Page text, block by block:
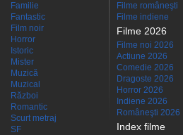
Familie
Fantastic
Film noir
Horror
Istoric
Mister
Muzică
Muzical
Război
Romantic
Scurt metraj
SF
Filme româneşti
Filme indiene
Filme 2026
Filme noi 2026
Actiune 2026
Comedie 2026
Dragoste 2026
Horror 2026
Indiene 2026
Româneşti 2026
Index filme